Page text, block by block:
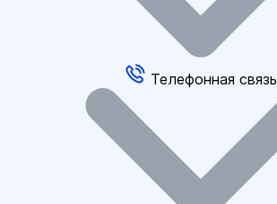
Телефонная связь